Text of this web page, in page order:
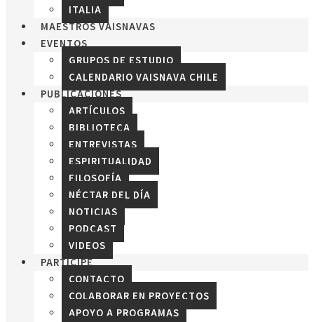
ITALIA
MAESTROS VAISNAVAS
EVENTOS
GRUPOS DE ESTUDIO
CALENDARIO VAISNAVA CHILE
PUBLICACIONES
ARTÍCULOS
BIBLIOTECA
ENTREVISTAS
ESPIRITUALIDAD
FILOSOFÍA
NÉCTAR DEL DÍA
NOTICIAS
PODCAST
VIDEOS
PARTICIPE
CONTACTO
COLABORAR EN PROYECTOS
APOYO A PROGRAMAS